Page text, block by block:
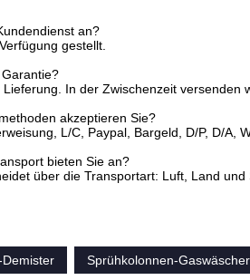
an?
gestellt.
In der Zwischenzeit versenden
akzeptieren Sie?
L/C, Paypal, Bargeld, D/P, D/A,
bieten Sie an?
über die Transportart: Luft, Land und
Sprühkolonnen-Gaswäscher